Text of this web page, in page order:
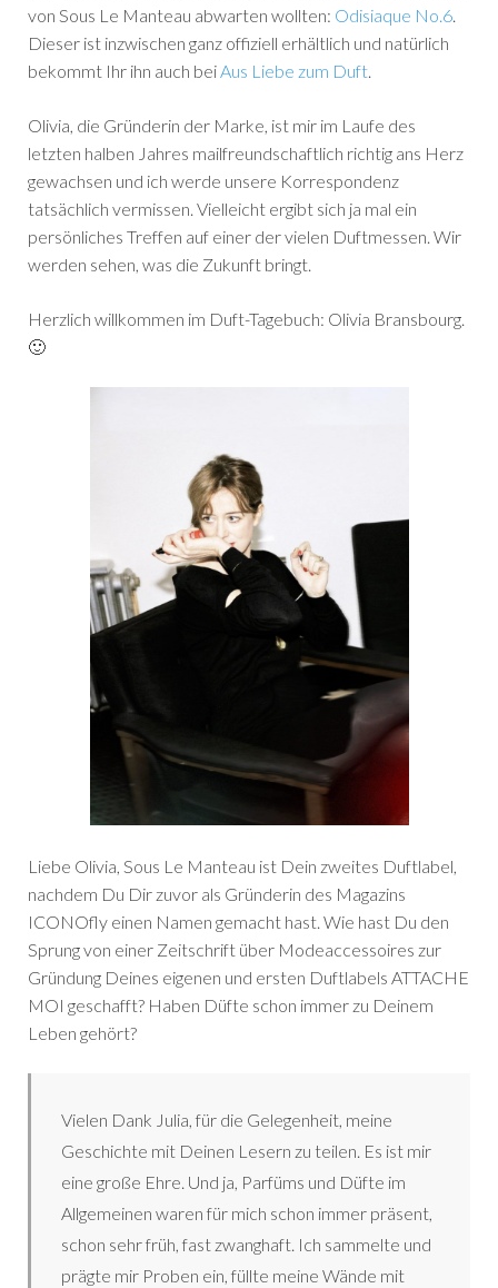
von Sous Le Manteau abwarten wollten: Odisiaque No.6.
Dieser ist inzwischen ganz offiziell erhältlich und natürlich
bekommt Ihr ihn auch beiAus Liebe zum Duft.
Olivia, die Gründerin der Marke, ist mir im Laufe des
letzten halben Jahres mailfreundschaftlich richtig ans Herz
gewachsen und ich werde unsere Korrespondenz
tatsächlich vermissen. Vielleicht ergibt sich ja mal ein
persönliches Treffen auf einer der vielen Duftmessen. Wir
werden sehen, was die Zukunft bringt.
Herzlich willkommen im Duft-Tagebuch: Olivia Bransbourg.
🙂
Liebe Olivia, Sous Le Manteau ist Dein zweites Duftlabel,
nachdem Du Dir zuvor als Gründerin des Magazins
ICONOfly einen Namen gemacht hast. Wie hast Du den
Sprung von einer Zeitschrift über Modeaccessoires zur
Gründung Deines eigenen und ersten Duftlabels ATTACHE
MOI geschafft? Haben Düfte schon immer zu Deinem
Leben gehört?
Vielen Dank Julia, für die Gelegenheit, meine
Geschichte mit Deinen Lesern zu teilen. Es ist mir
eine große Ehre. Und ja, Parfüms und Düfte im
Allgemeinen waren für mich schon immer präsent,
schon sehr früh, fast zwanghaft. Ich sammelte und
prägte mir Proben ein, füllte meine Wände mit